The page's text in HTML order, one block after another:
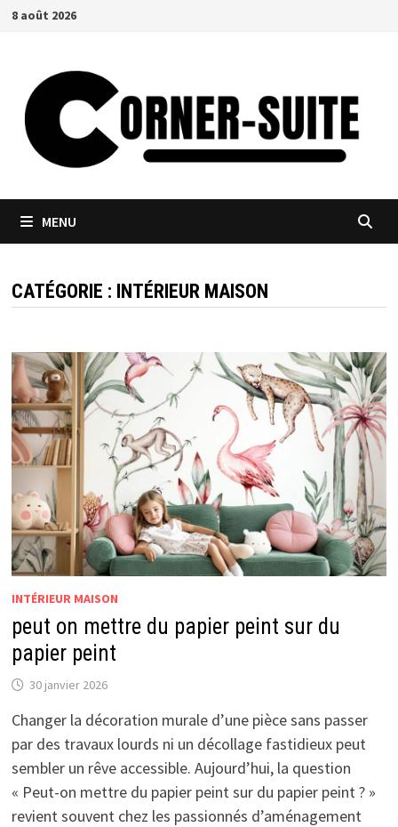
Passer
8 août 2026
MENU
CATÉGORIE : INTÉRIEUR MAISON
INTÉRIEUR MAISON
peut on mettre du papier peint sur du
papier peint
30 janvier 2026
Changer la décoration murale d’une pièce sans passer
par des travaux lourds ni un décollage fastidieux peut
sembler un rêve accessible. Aujourd’hui, la question
« Peut-on mettre du papier peint sur du papier peint ? »
revient souvent chez les passionnés d’aménagement